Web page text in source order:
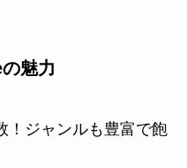
魅力
！ジャンルも豊富で飽